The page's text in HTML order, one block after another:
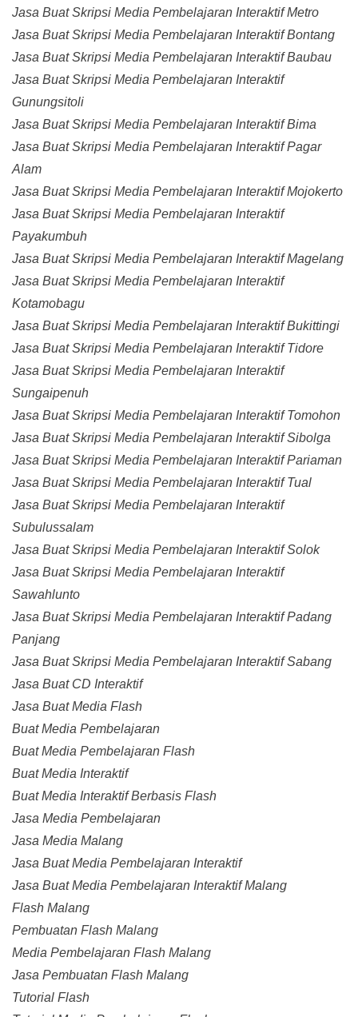
Jasa Buat Skripsi Media Pembelajaran Interaktif Metro
Jasa Buat Skripsi Media Pembelajaran Interaktif Bontang
Jasa Buat Skripsi Media Pembelajaran Interaktif Baubau
Jasa Buat Skripsi Media Pembelajaran Interaktif
Gunungsitoli
Jasa Buat Skripsi Media Pembelajaran Interaktif Bima
Jasa Buat Skripsi Media Pembelajaran Interaktif Pagar
Alam
Jasa Buat Skripsi Media Pembelajaran Interaktif Mojokerto
Jasa Buat Skripsi Media Pembelajaran Interaktif
Payakumbuh
Jasa Buat Skripsi Media Pembelajaran Interaktif Magelang
Jasa Buat Skripsi Media Pembelajaran Interaktif
Kotamobagu
Jasa Buat Skripsi Media Pembelajaran Interaktif Bukittingi
Jasa Buat Skripsi Media Pembelajaran Interaktif Tidore
Jasa Buat Skripsi Media Pembelajaran Interaktif
Sungaipenuh
Jasa Buat Skripsi Media Pembelajaran Interaktif Tomohon
Jasa Buat Skripsi Media Pembelajaran Interaktif Sibolga
Jasa Buat Skripsi Media Pembelajaran Interaktif Pariaman
Jasa Buat Skripsi Media Pembelajaran Interaktif Tual
Jasa Buat Skripsi Media Pembelajaran Interaktif
Subulussalam
Jasa Buat Skripsi Media Pembelajaran Interaktif Solok
Jasa Buat Skripsi Media Pembelajaran Interaktif
Sawahlunto
Jasa Buat Skripsi Media Pembelajaran Interaktif Padang
Panjang
Jasa Buat Skripsi Media Pembelajaran Interaktif Sabang
Jasa Buat CD Interaktif
Jasa Buat Media Flash
Buat Media Pembelajaran
Buat Media Pembelajaran Flash
Buat Media Interaktif
Buat Media Interaktif Berbasis Flash
Jasa Media Pembelajaran
Jasa Media Malang
Jasa Buat Media Pembelajaran Interaktif
Jasa Buat Media Pembelajaran Interaktif Malang
Flash Malang
Pembuatan Flash Malang
Media Pembelajaran Flash Malang
Jasa Pembuatan Flash Malang
Tutorial Flash